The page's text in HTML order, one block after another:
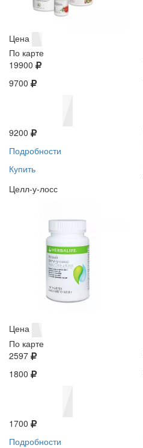
Цена
По карте
19900
9700
9200
Подробности
Купить
Целл-у-лосс
Цена
По карте
2597
1800
1700
Подробности